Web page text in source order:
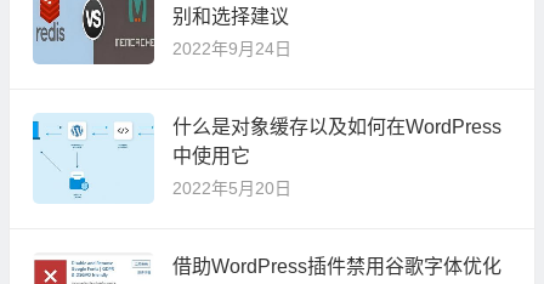
别和选择建议
2022年9月24日
什么是对象缓存以及如何在WordPress
中使用它
2022年5月20日
借助WordPress插件禁用谷歌字体优化